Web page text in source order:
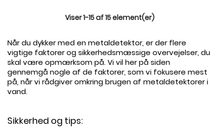
Viser 1-15 af 15 element(er)
Når du dykker med en metaldetektor, er der flere
vigtige faktorer og sikkerhedsmæssige overvejelser, du
skal være opmærksom på. Vi vil her på siden
gennemgå nogle af de faktorer, som vi fokusere mest
på, når vi rådgiver omkring brugen af metaldetektorer i
vand.
Sikkerhed og tips: